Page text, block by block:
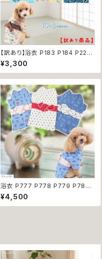
【訳あり】浴衣 P183 P184 P224
ドッグウェア 男の子 ブルー イエロ
ー ドッグ ウェア ドッグウエア 犬
猫 ペット 服 犬服 和装 和柄 おし
青海波 小型犬 子犬 仔犬
¥3,300
浴衣 P777 P778 P779 P780
和装 マリン ドッグ ウェア ドッグウ
エア 犬 猫 ペット 服 犬服 小型犬
子犬 仔犬 夏 男の子 送料無料 返
¥4,500